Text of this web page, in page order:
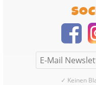
✓ Keinen